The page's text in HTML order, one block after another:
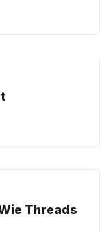
Threads